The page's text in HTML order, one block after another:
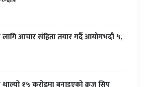
आचार संहिता तयार गर्दै आयोगभदौ ५,